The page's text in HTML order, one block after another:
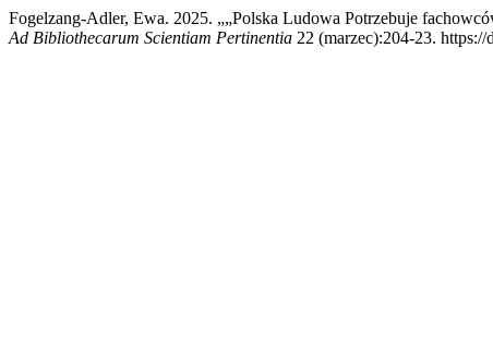
Fogelzang-Adler, Ewa. 2025. „„Polska Ludowa Potrzebuje
Ad Bibliothecarum Scientiam Pertinentia 22 (marzec):204-23.